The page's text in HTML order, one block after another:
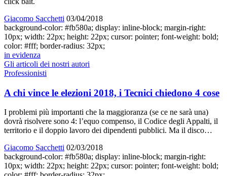
Giacomo Sacchetti 03/04/2018
background-color: #fb580a; display: inline-block; margin-right:
10px; width: 22px; height: 22px; cursor: pointer; font-weight: bold;
color: #fff; border-radius: 32px;
in evidenza
Gli articoli dei nostri autori
Professionisti
A chi vince le elezioni 2018, i Tecnici chiedono 4 cose
I problemi più importanti che la maggioranza (se ce ne sarà una)
dovrà risolvere sono 4: l’equo compenso, il Codice degli Appalti, il
territorio e il doppio lavoro dei dipendenti pubblici. Ma il disco…
Giacomo Sacchetti 02/03/2018
background-color: #fb580a; display: inline-block; margin-right:
10px; width: 22px; height: 22px; cursor: pointer; font-weight: bold;